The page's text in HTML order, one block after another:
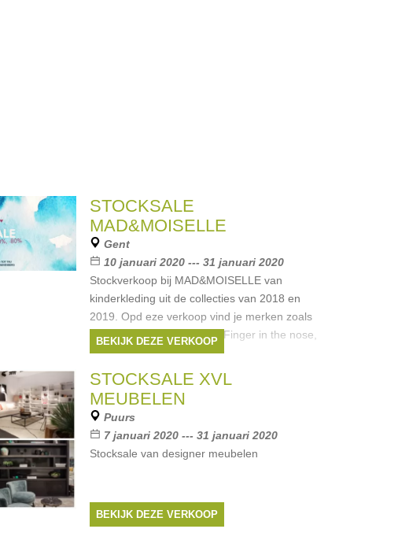
STOCKSALE
MAD&MOISELLE
Gent
10 januari 2020 --- 31 januari 2020
Stockverkoop bij MAD&MOISELLE van
kinderkleding uit de collecties van 2018 en
2019. Opd eze verkoop vind je merken zoals
AO76, Simple Kids, Indee, Finger in the nose,
Yporqué, Longlivethequeen,
Merken: Simple Kids finger in the nose
Le big
,Yporque,Miss chips
BEKIJK DEZE VERKOOP
STOCKSALE XVL
MEUBELEN
Puurs
7 januari 2020 --- 31 januari 2020
Stocksale van designer meubelen
BEKIJK DEZE VERKOOP